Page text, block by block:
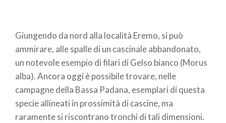
Giungendo da nord alla località Eremo, si può
ammirare, alle spalle di un cascinale abbandonato,
un notevole esempio di filari di Gelso bianco (Morus
alba). Ancora oggi è possibile trovare, nelle
campagne della Bassa Padana, esemplari di questa
specie allineati in prossimità di cascine, ma
raramente si riscontrano tronchi di tali dimensioni.